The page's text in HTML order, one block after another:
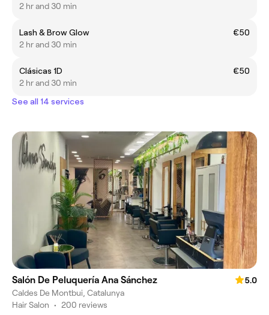
2 hr and 30 min
Lash & Brow Glow
€50
2 hr and 30 min
Clásicas 1D
€50
2 hr and 30 min
See all 14 services
Salón De Peluquería Ana Sánchez
5.0
Caldes De Montbui, Catalunya
Hair Salon • 200 reviews